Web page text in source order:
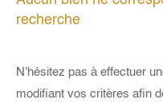
recherche
N'hésitez pas à effectuer
modifiant vos critères afin